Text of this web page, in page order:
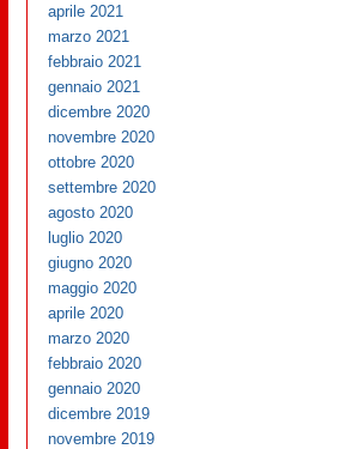
aprile 2021
marzo 2021
febbraio 2021
gennaio 2021
dicembre 2020
novembre 2020
ottobre 2020
settembre 2020
agosto 2020
luglio 2020
giugno 2020
maggio 2020
aprile 2020
marzo 2020
febbraio 2020
gennaio 2020
dicembre 2019
novembre 2019